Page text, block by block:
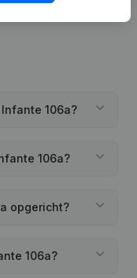
106a?
106a?
opgericht?
106a?